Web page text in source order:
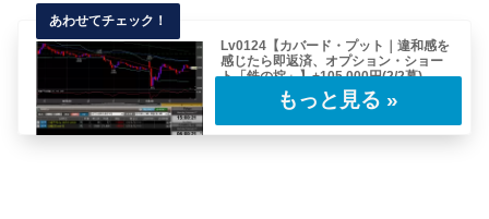
Lv0124【カバード・プット｜違和感を
感じたら即返済、オプション・ショー
ト「鉄の掟」】+105,000円(2/2幕)
前号のつづき。2020.02.17(月)15:00 東京市場
クローズ東京市場がクローズ。……